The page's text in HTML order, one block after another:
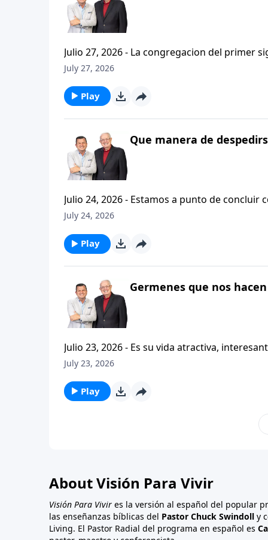
Julio 27, 2026 - La congregacion del primer
interpersonales cristianas y genuinas. Se afirmaban mutuamente. Daban cuentas de si mismos unos con
que significa desarrollar relaciones
July 27, 2026
Play
Que manera de
Julio 24, 2026 - Estamos a punto de
tesalonicenses titulado: Cristianismo Contagioso. En este escrito vemos una despedida franca. En
a sus hijos espirituales con una bendicion
July 24, 2026
Play
Germenes que nos
Julio 23, 2026 - Es su vida atractiva, interesante o contagiosa? Bienvenido a
Carlos A. Zazueta. Actualmente estamos estudiando la primera carta a los Tesalonicenses, con esta serie
July 23, 2026
Play
About Visión Para Vivir
Visión Para Vivir es la versión al español del popular
las enseñanzas bíblicas del Pastor Chuck Swindoll y
Living. El Pastor Radial del programa en español es